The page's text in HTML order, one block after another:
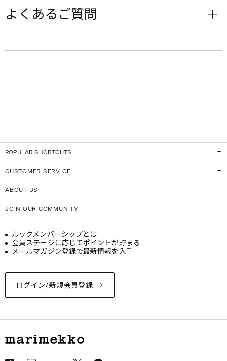
よくあるご質問
POPULAR SHORTCUTS
CUSTOMER SERVICE
ABOUT US
JOIN OUR COMMUNITY
ログイン/新規会員登録
ルックメンバーシップとは
会員ステージに応じてポイントが貯まる
メールマガジン登録で最新情報を入手